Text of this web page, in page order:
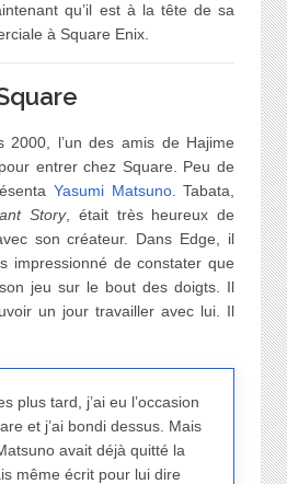
qu’il est à la tête de sa
à Square Enix.
2000, l’un des amis de Hajime
entrer chez Square. Peu de
Yasumi Matsuno. Tabata,
Story, était très heureux de
son créateur. Dans Edge, il
impressionné de constater que
jeu sur le bout des doigts. Il
un jour travailler avec lui. Il
plus tard, j’ai eu l’occasion
et j’ai bondi dessus. Mais
avait déjà quitté la
même écrit pour lui dire